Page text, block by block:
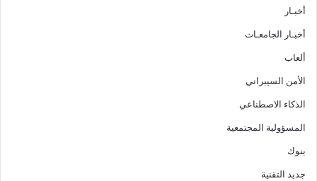
أخبـار
أخبـار الجامعـات
ألعاب
الأمن السيبراني
الذكاء الاصطناعي
المسؤولية المجتمعية
بنوك
جديد التقنية